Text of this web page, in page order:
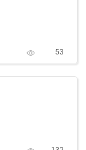
53